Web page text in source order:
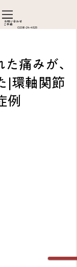
お問い合わ​せ
ご予約
0238-24-4525
痛みが、
|環軸関節
例